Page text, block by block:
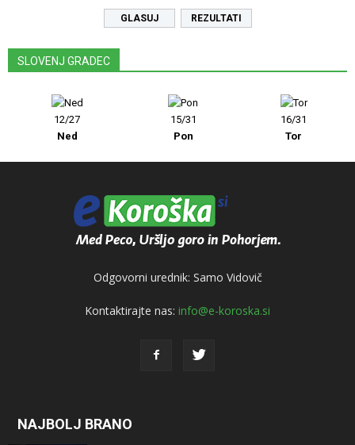
REZULTATI
SLOVENJ GRADEC
12/27
Ned
15/31
Pon
16/31
Tor
Odgovorni urednik: Samo Vidovič
Kontaktirajte nas: info@e-koroska.si
NAJBOLJ BRANO